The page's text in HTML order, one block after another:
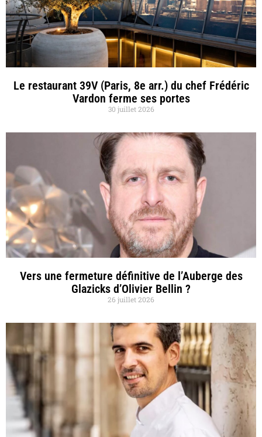
Le restaurant 39V (Paris, 8e arr.) du chef Frédéric
Vardon ferme ses portes
30 juillet 2026
Vers une fermeture définitive de l’Auberge des
Glazicks d’Olivier Bellin ?
26 juillet 2026